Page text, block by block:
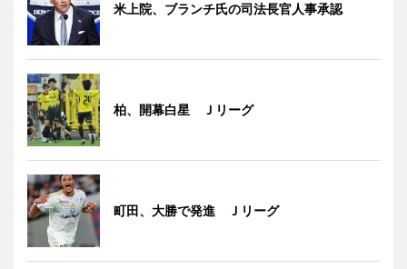
米上院、ブランチ氏の司法長官人事承認
柏、開幕白星 Ｊリーグ
町田、大勝で発進 Ｊリーグ